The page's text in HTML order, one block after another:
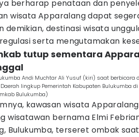
berharap penataan dan
wisata Apparalang dapat
demikian, destinasi wisata
serta mengutamakan
tutup sementara
Andi Muchtar Ali Yusuf (kiri) saat
lingkup Pemerintah Kabupaten Bulukumba di
Bulukumba)
kawasan wisata
wisatawan bernama Elmi
Bulukumba, terseret ombak